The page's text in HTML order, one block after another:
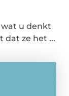
u denkt
dat ze het ...